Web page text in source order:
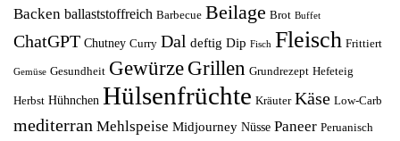
Backen ballaststoffreich Barbecue Beilage Brot Buffet
ChatGPT Chutney Curry Dal deftig Dip Fisch Fleisch Frittiert
Gemüse Gesundheit Gewürze Grillen Grundrezept Hefeteig
Herbst Hühnchen Hülsenfrüchte Kräuter Käse Low-Carb
mediterran Mehlspeise Midjourney Nüsse Paneer Peruanisch